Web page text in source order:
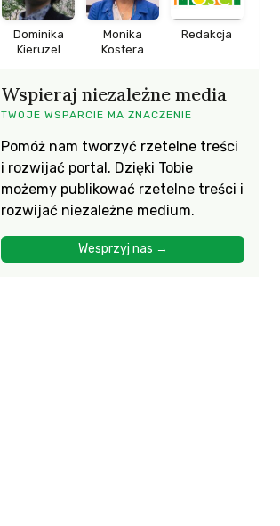
Dominika
Kieruzel
Monika
Kostera
Redakcja
Wspieraj niezależne media
TWOJE WSPARCIE MA ZNACZENIE
Pomóż nam tworzyć rzetelne treści
i rozwijać portal. Dzięki Tobie
możemy publikować rzetelne treści i
rozwijać niezależne medium.
Wesprzyj nas →